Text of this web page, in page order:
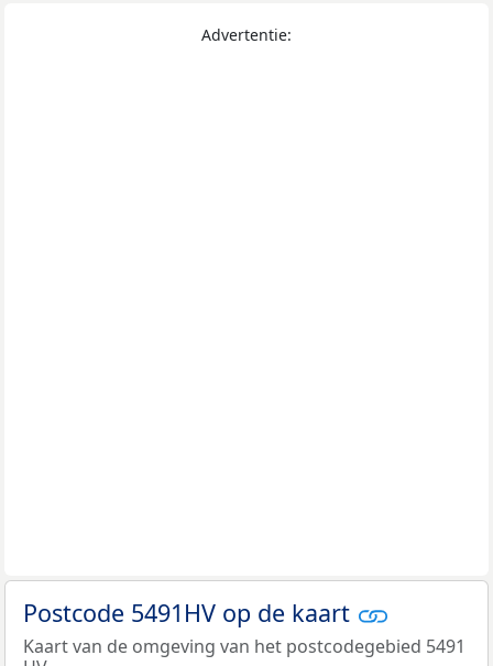
Advertentie:
Postcode 5491HV op de kaart
Kaart van de omgeving van het postcodegebied 5491